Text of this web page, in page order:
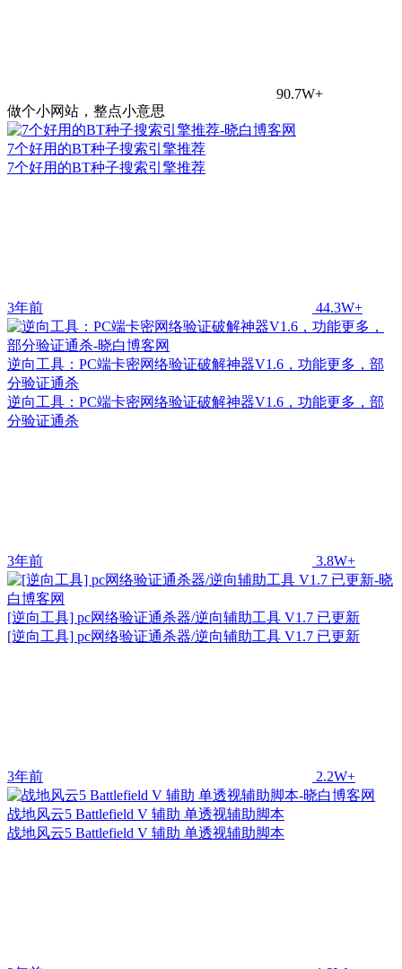
90.7W+
做个小网站，整点小意思
7个好用的BT种子搜索引擎推荐
7个好用的BT种子搜索引擎推荐
3年前 44.3W+
逆向工具：PC端卡密网络验证破解神器V1.6，功能更多，部
分验证通杀
逆向工具：PC端卡密网络验证破解神器V1.6，功能更多，部
分验证通杀
3年前 3.8W+
[逆向工具] pc网络验证通杀器/逆向辅助工具 V1.7 已更新
[逆向工具] pc网络验证通杀器/逆向辅助工具 V1.7 已更新
3年前 2.2W+
战地风云5 Battlefield V 辅助 单透视辅助脚本
战地风云5 Battlefield V 辅助 单透视辅助脚本